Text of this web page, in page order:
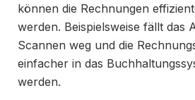
können die Rechnungen
werden. Beispielsweise fällt das
Scannen weg und die
einfacher in das
werden.